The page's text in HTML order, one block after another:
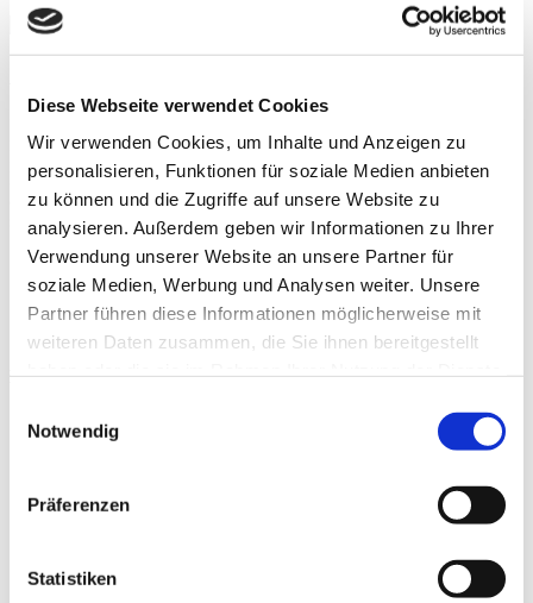
Diese Webseite verwendet Cookies
Wir verwenden Cookies, um Inhalte und Anzeigen zu
personalisieren, Funktionen für soziale Medien anbieten
zu können und die Zugriffe auf unsere Website zu
analysieren. Außerdem geben wir Informationen zu Ihrer
Verwendung unserer Website an unsere Partner für
soziale Medien, Werbung und Analysen weiter. Unsere
Partner führen diese Informationen möglicherweise mit
weiteren Daten zusammen, die Sie ihnen bereitgestellt
Notwendig
Präferenzen
Statistiken
ist Promotionsstudent an der Technischen Universität Chemnitz in
Zusammenarbeit mit der Mercedes Benz AG. Im Rahmen seines
Promotionsvorhabens setzt er sich mit den Auswirkungen von
langem Sitzen auf den menschlichen Bewegungsapparat
auseinander. Seine Fragestellungen sind durch
sportwissenschaftliche und biomechanische Ansätze geprägt.
Beiträge